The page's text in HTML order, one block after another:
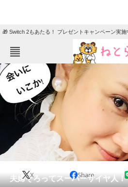
🎁 Switch 2もあたる！ プレゼントキャンペーン実施
ねとらぼメニュー
TOP ニュー
エンタメ クイズ
グルメ 地域
住まい 教育
リサ
会員記事
夫婦そろってスーパーサイヤ人
X Share